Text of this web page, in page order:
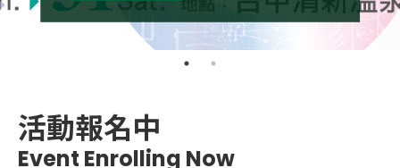
通資訊： 【大會接駁車】：(車程約20分
鐘，以「行前通知」之「時間」及「地
分-飯店大廳-往高鐵台中站 【自行開
車】：台中市烏日區溫泉路2號 四、住
宿： 1. 與會者以雙人房（2人一室）為原
活動報名中
Event Enrolling Now